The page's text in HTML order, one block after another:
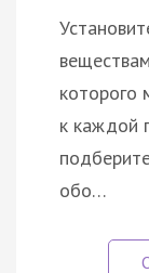
которого
к каждой
обо…